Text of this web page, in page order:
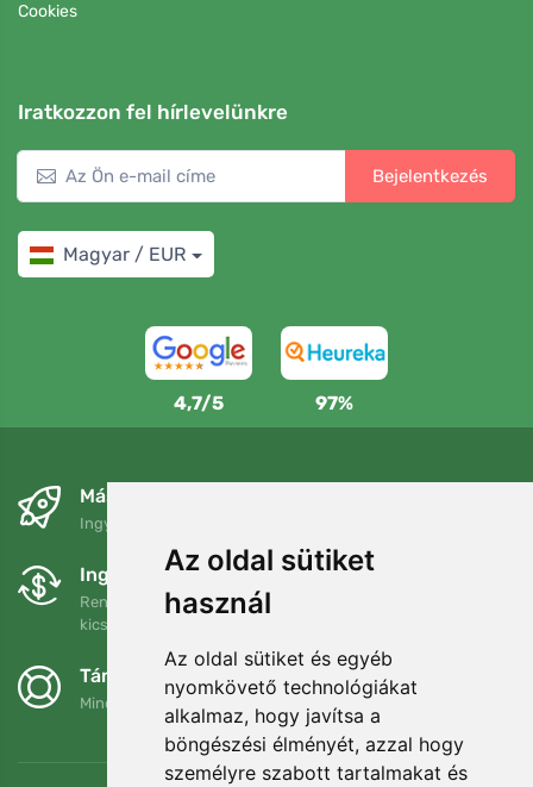
Az oldal sütiket
használ
Az oldal sütiket és egyéb
nyomkövető technológiákat
alkalmaz, hogy javítsa a
böngészési élményét, azzal hogy
személyre szabott tartalmakat és
Cookies
Iratkozzon fel hírlevelünkre
Bejelentkezés
Magyar / EUR
4,7/5 97%
Másnapra és ingyenesen
Ingyenes szállítás a következő összeg felett: 80 EUR
Ingyenes csere és visszaküldés
Rendelését 90 napon belül bármikor visszaküldheti vagy
kicserélheti.
Támogatjuk a Trees.org-ot
Minden megrendelésért ültetünk egy fát! Bővebben